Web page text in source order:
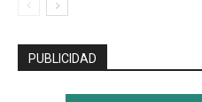
PUBLICIDAD